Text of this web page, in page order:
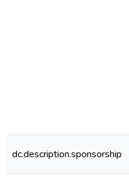
dc.description.sponsorship